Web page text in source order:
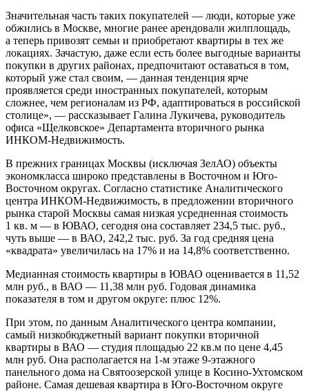
Значительная часть таких покупателей — люди, которые уже
обжились в Москве, многие ранее арендовали жилплощадь,
а теперь привозят семьи и приобретают квартиры в тех же
локациях. Зачастую, даже если есть более выгодные варианты
покупки в других районах, предпочитают оставаться в том,
который уже стал своим, — данная тенденция ярче
проявляется среди иностранных покупателей, которым
сложнее, чем регионалам из РФ, адаптироваться в российской
столице», — рассказывает Галина Лукичева, руководитель
офиса «Щелковское» Департамента вторичного рынка
ИНКОМ-Недвижимость.
В прежних границах Москвы (исключая ЗелАО) объекты
экономкласса широко представлены в Восточном и Юго-
Восточном округах. Согласно статистике Аналитического
центра ИНКОМ-Недвижимость, в предложении вторичного
рынка старой Москвы самая низкая усредненная стоимость
1 кв. м — в ЮВАО, сегодня она составляет 234,5 тыс. руб.,
чуть выше — в ВАО, 242,2 тыс. руб. За год средняя цена
«квадрата» увеличилась на 17% и на 14,8% соответственно.
Медианная стоимость квартиры в ЮВАО оценивается в 11,52
млн руб., в ВАО — 11,38 млн руб. Годовая динамика
показателя в том и другом округе: плюс 12%.
При этом, по данным Аналитического центра компании,
самый низкобюджетный вариант покупки вторичной
квартиры в ВАО — студия площадью 22 кв.м по цене 4,45
млн руб. Она располагается на 1-м этаже 9-этажного
панельного дома на Святоозерской улице в Косино-Ухтомском
районе. Самая дешевая квартира в Юго-Восточном округе